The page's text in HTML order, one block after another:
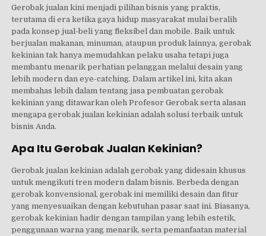
Gerobak jualan kini menjadi pilihan bisnis yang praktis,
terutama di era ketika gaya hidup masyarakat mulai beralih
pada konsep jual-beli yang fleksibel dan mobile. Baik untuk
berjualan makanan, minuman, ataupun produk lainnya, gerobak
kekinian tak hanya memudahkan pelaku usaha tetapi juga
membantu menarik perhatian pelanggan melalui desain yang
lebih modern dan eye-catching. Dalam artikel ini, kita akan
membahas lebih dalam tentang jasa pembuatan gerobak
kekinian yang ditawarkan oleh Profesor Gerobak serta alasan
mengapa gerobak jualan kekinian adalah solusi terbaik untuk
bisnis Anda.
Apa Itu Gerobak Jualan Kekinian?
Gerobak jualan kekinian adalah gerobak yang didesain khusus
untuk mengikuti tren modern dalam bisnis. Berbeda dengan
gerobak konvensional, gerobak ini memiliki desain dan fitur
yang menyesuaikan dengan kebutuhan pasar saat ini. Biasanya,
gerobak kekinian hadir dengan tampilan yang lebih estetik,
penggunaan warna yang menarik, serta pemanfaatan material